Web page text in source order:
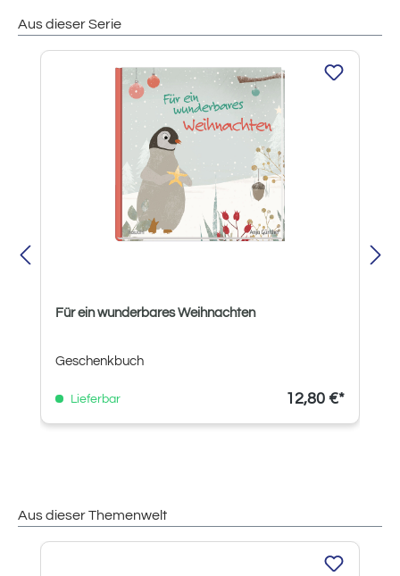
Aus dieser Serie
Produktgalerie überspringen
Für ein wunderbares Weihnachten
Geschenkbuch
Lieferbar 12,80 €*
Aus dieser Themenwelt
Produktgalerie überspringen